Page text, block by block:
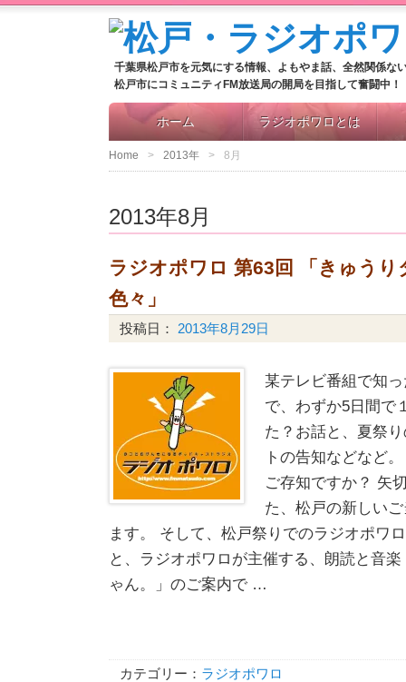
千葉県松戸市を元気にする情報、よもやま話、全然関係な
松戸市にコミュニティFM放送局の開局を目指して奮闘中！
ホーム ラジオポワロとは
Home 2013年 8月
2013年8月
ラジオポワロ 第63回 「きゅうり
色々」
投稿日： 2013年8月29日
某テレビ番組で知
で、わずか5日間で
た？お話と、夏祭
トの告知などなど
ご存知ですか？ 矢
た、松戸の新しい
ます。 そして、松戸祭りでのラジオポワ
と、ラジオポワロが主催する、朗読と音
ゃん。」のご案内で …
カテゴリー： ラジオポワロ